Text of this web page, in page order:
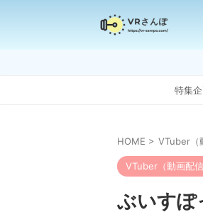
特集
HOME > VTuber（
VTuber（動画配信
ぶいすぽ